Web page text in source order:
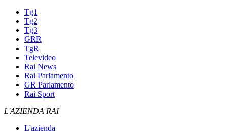
Tg1
Tg2
Tg3
GRR
TgR
Televideo
Rai News
Rai Parlamento
GR Parlamento
Rai Sport
L'AZIENDA RAI
L'azienda